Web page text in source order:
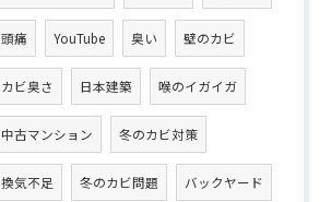
頭痛 YouTube 臭い 壁のカビ
カビ臭さ 日本建築 喉のイガイガ
中古マンション 冬のカビ対策
換気不足 冬のカビ問題 バックヤード